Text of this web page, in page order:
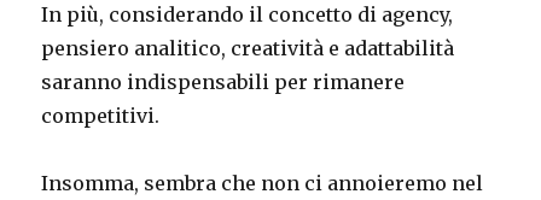
In più, considerando il concetto di agency,
pensiero analitico, creatività e adattabilità
saranno indispensabili per rimanere
competitivi.
Insomma, sembra che non ci annoieremo nel